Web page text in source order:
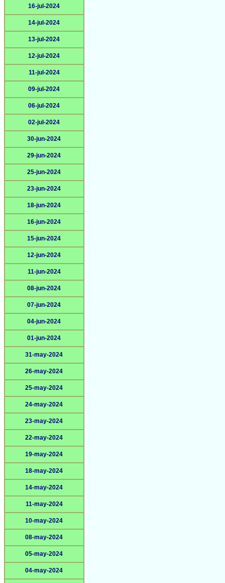
16-jul-2024
14-jul-2024
13-jul-2024
12-jul-2024
11-jul-2024
09-jul-2024
06-jul-2024
02-jul-2024
30-jun-2024
29-jun-2024
25-jun-2024
23-jun-2024
18-jun-2024
16-jun-2024
15-jun-2024
12-jun-2024
11-jun-2024
08-jun-2024
07-jun-2024
04-jun-2024
01-jun-2024
31-may-2024
26-may-2024
25-may-2024
24-may-2024
23-may-2024
22-may-2024
19-may-2024
18-may-2024
14-may-2024
11-may-2024
10-may-2024
08-may-2024
05-may-2024
04-may-2024